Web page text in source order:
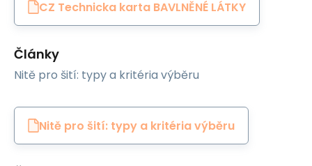
CZ Technicka karta BAVLNĚNÉ LÁTKY
Články
Nitě pro šití: typy a kritéria výběru
Nitě pro šití: typy a kritéria výběru